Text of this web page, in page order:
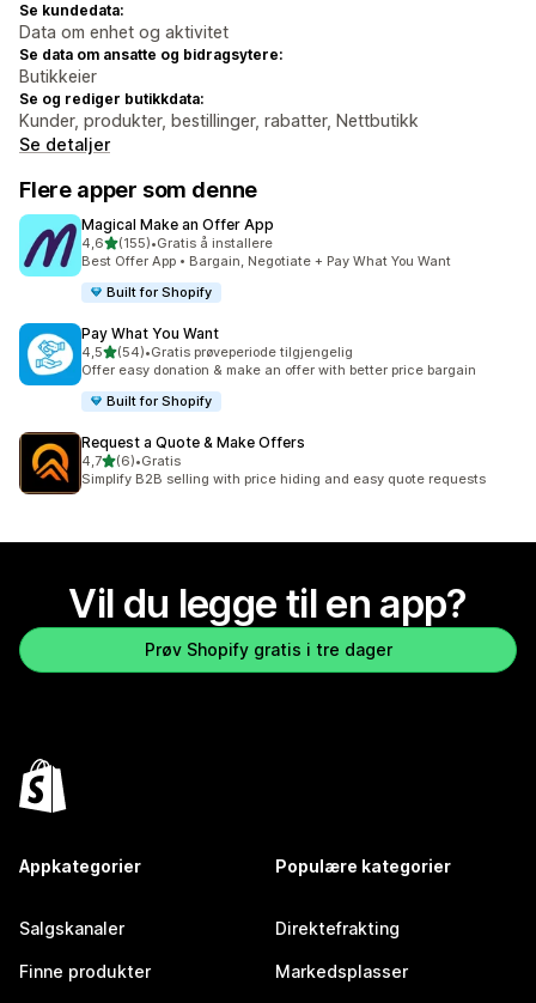
Se kundedata:
Data om enhet og aktivitet
Se data om ansatte og bidragsytere:
Butikkeier
Se og rediger butikkdata:
Kunder, produkter, bestillinger, rabatter, Nettbutikk
Se detaljer
Flere apper som denne
Magical Make an Offer App
4,6av 5 stjerner
(155)
Totalt 155 omtaler
•Gratis å installere
Best Offer App • Bargain, Negotiate + Pay What You Want
Built for Shopify
Pay What You Want
4,5av 5 stjerner
(54)
Totalt 54 omtaler
•Gratis prøveperiode tilgjengelig
Offer easy donation & make an offer with better price bargain
Built for Shopify
Request a Quote & Make Offers
4,7av 5 stjerner
(6)
Totalt 6 omtaler
•Gratis
Simplify B2B selling with price hiding and easy quote requests
Vil du legge til en app?
Prøv Shopify gratis i tre dager
Appkategorier
Salgskanaler
Finne produkter
Populære kategorier
Direktefrakting
Markedsplasser